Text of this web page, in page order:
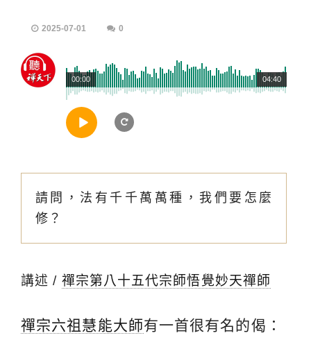
2025-07-01 0
04:40
00:00
請問，法有千千萬萬種，我們要怎麼
修？
講述 / 禪宗第八十五代宗師悟覺妙天禪師
禪宗六祖慧能大師有一首很有名的偈：